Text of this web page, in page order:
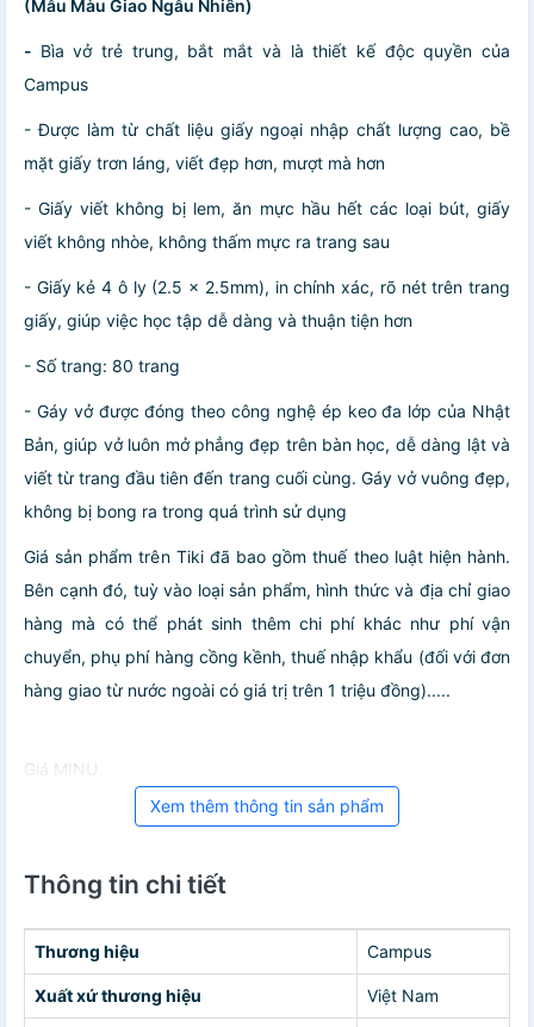
(Mẫu Màu Giao Ngẫu Nhiên)
- Bìa vở trẻ trung, bắt mắt và là thiết kế độc quyền của
Campus
- Được làm từ chất liệu giấy ngoại nhập chất lượng cao, bề
mặt giấy trơn láng, viết đẹp hơn, mượt mà hơn
- Giấy viết không bị lem, ăn mực hầu hết các loại bút, giấy
viết không nhòe, không thấm mực ra trang sau
- Giấy kẻ 4 ô ly (2.5 x 2.5mm), in chính xác, rõ nét trên trang
giấy, giúp việc học tập dễ dàng và thuận tiện hơn
- Số trang: 80 trang
- Gáy vở được đóng theo công nghệ ép keo đa lớp của Nhật
Bản, giúp vở luôn mở phẳng đẹp trên bàn học, dễ dàng lật và
viết từ trang đầu tiên đến trang cuối cùng. Gáy vở vuông đẹp,
không bị bong ra trong quá trình sử dụng
Giá sản phẩm trên Tiki đã bao gồm thuế theo luật hiện hành.
Bên cạnh đó, tuỳ vào loại sản phẩm, hình thức và địa chỉ giao
hàng mà có thể phát sinh thêm chi phí khác như phí vận
chuyển, phụ phí hàng cồng kềnh, thuế nhập khẩu (đối với đơn
hàng giao từ nước ngoài có giá trị trên 1 triệu đồng).....
Giá MINU
Xem thêm thông tin sản phẩm
Thông tin chi tiết
Thương hiệu Campus
Xuất xứ thương hiệu Việt Nam